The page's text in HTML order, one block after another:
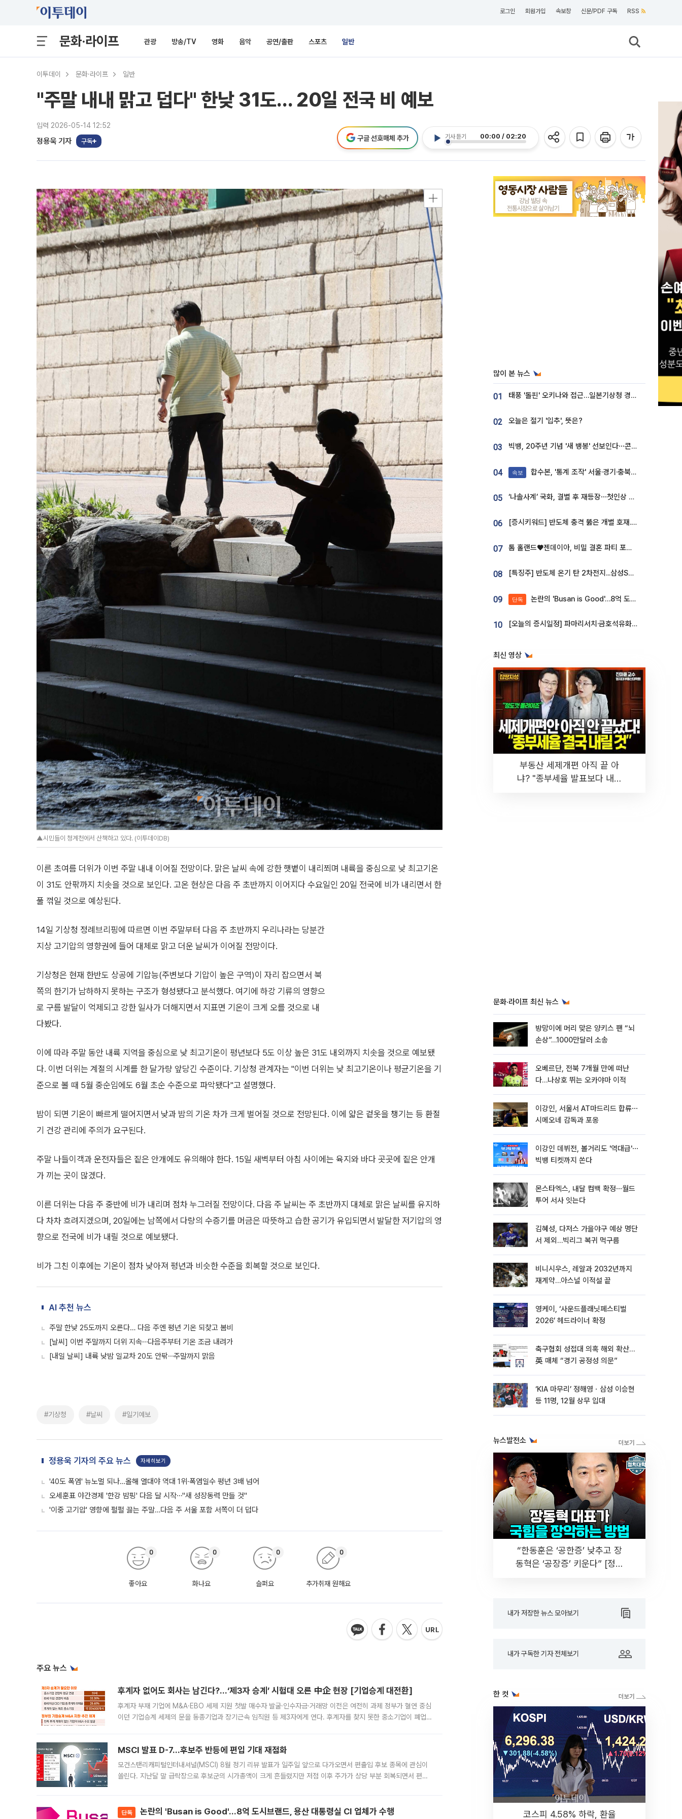
로그인 회원가입 속보창 신문/PDF 구독 RSS
문화·라이프 관광 방송/TV 영화 음악 공연/출판 스포츠 일반
이투데이 문화·라이프 일반
"주말 내내 맑고 덥다" 한낮 31도… 20일 전국 비 예보
입력 2026-05-14 12:52
정용욱 기자 구독
기사 듣기 00:00 / 02:20
구글 선호매체 추가
▲시민들이 청계천에서 산책하고 있다. (이투데이DB)
이른 초여름 더위가 이번 주말 내내 이어질 전망이다. 맑은 날씨 속에 강한 햇볕이 내리쬐며 내륙을 중심으로 낮 최고기온
이 31도 안팎까지 치솟을 것으로 보인다. 고온 현상은 다음 주 초반까지 이어지다 수요일인 20일 전국에 비가 내리면서 한
풀 꺾일 것으로 예상된다.
14일 기상청 정례브리핑에 따르면 이번 주말부터 다음 주 초반까지 우리나라는 당분간
지상 고기압의 영향권에 들어 대체로 맑고 더운 날씨가 이어질 전망이다.
기상청은 현재 한반도 상공에 기압능(주변보다 기압이 높은 구역)이 자리 잡으면서 북
쪽의 한기가 남하하지 못하는 구조가 형성됐다고 분석했다. 여기에 하강 기류의 영향으
로 구름 발달이 억제되고 강한 일사가 더해지면서 지표면 기온이 크게 오를 것으로 내
다봤다.
이에 따라 주말 동안 내륙 지역을 중심으로 낮 최고기온이 평년보다 5도 이상 높은 31도 내외까지 치솟을 것으로 예보됐
다. 이번 더위는 계절의 시계를 한 달가량 앞당긴 수준이다. 기상청 관계자는 "이번 더위는 낮 최고기온이나 평균기온을 기
준으로 볼 때 5월 중순임에도 6월 초순 수준으로 파악됐다"고 설명했다.
밤이 되면 기온이 빠르게 떨어지면서 낮과 밤의 기온 차가 크게 벌어질 것으로 전망된다. 이에 얇은 겉옷을 챙기는 등 환절
기 건강 관리에 주의가 요구된다.
주말 나들이객과 운전자들은 짙은 안개에도 유의해야 한다. 15일 새벽부터 아침 사이에는 육지와 바다 곳곳에 짙은 안개
가 끼는 곳이 많겠다.
이른 더위는 다음 주 중반에 비가 내리며 점차 누그러질 전망이다. 다음 주 날씨는 주 초반까지 대체로 맑은 날씨를 유지하
다 차차 흐려지겠으며, 20일에는 남쪽에서 다량의 수증기를 머금은 따뜻하고 습한 공기가 유입되면서 발달한 저기압의 영
향으로 전국에 비가 내릴 것으로 예보됐다.
비가 그친 이후에는 기온이 점차 낮아져 평년과 비슷한 수준을 회복할 것으로 보인다.
AI 추천 뉴스
주말 한낮 25도까지 오른다… 다음 주엔 평년 기온 되찾고 봄비
[날씨] 이번 주말까지 더위 지속⋯다음주부터 기온 조금 내려가
[내일 날씨] 내륙 낮밤 일교차 20도 안팎⋯주말까지 맑음
#기상청 #날씨 #일기예보
정용욱 기자의 주요 뉴스 자세히보기
'40도 폭염' 뉴노멀 되나…올해 열대야 역대 1위·폭염일수 평년 3배 넘어
오세훈표 야간경제 '한강 밤핑' 다음 달 시작⋯"새 성장동력 만들 것"
'이중 고기압' 영향에 펄펄 끓는 주말…다음 주 서울 포함 서쪽이 더 덥다
좋아요
0
화나요
0
슬퍼요
0
추가취재 원해요
0
주요 뉴스
후계자 없어도 회사는 남긴다?…‘제3자 승계’ 시험대 오른 中企 현장 [기업승계 대전환]
후계자 부재 기업에 M&A·EBO 세제 지원 첫발 매수자 발굴·인수자금·거래망 이전은 여전히 과제 정부가 혈연 중심
이던 기업승계 세제의 문을 동종기업과 장기근속 임직원 등 제3자에게 연다. 후계자를 찾지 못한 중소기업이 폐업
MSCI 발표 D-7…후보주 반등에 편입 기대 재점화
모건스탠리캐피털인터내셔널(MSCI) 8월 정기 리뷰 발표가 일주일 앞으로 다가오면서 편출입 후보 종목에 관심이
쏠린다. 지난달 말 급락장으로 후보군의 시가총액이 크게 흔들렸지만 저점 이후 주가가 상당 부분 회복되면서 편입
단독 논란의 'Busan is Good'…8억 도시브랜드, 용산 대통령실 CI 업체가 수행
많이 본 뉴스
01 태풍 '돌핀' 오키나와 접근…일본기상청 경로 업데이트
02 오늘은 절기 '입추', 뜻은?
03 빅뱅, 20주년 기념 '새 뱅봉' 선보인다⋯콘서트 앞두고 팝업 개최
04 속보 합수본, '통계 조작' 서울·경기·충북 선관위 등 추가 압수수색
05 ‘나솔사계’ 국화, 결별 후 재등장⋯첫인상 투표 휩쓸고 ‘인기녀’ 등극
06 [증시키워드] 반도체 충격 뚫은 개별 호재...포스코퓨처엠·에코프로·한화솔루션 '눈길'
07 톰 홀랜드♥젠데이아, 비밀 결혼 파티 포착⋯호텔 대관비만 9억
08 [특징주] 반도체 온기 탄 2차전지...삼성SDI, 장 초반 7% 넘게 껑충
09 단독 논란의 'Busan is Good'…8억 도시브랜드, 용산 대통령실 CI 업체가 수행
10 [오늘의 증시일정] 파마리서치·금호석유화학·코오롱인더·상상인증권 등
최신 영상
부동산 세제개편 아직 끝 아
냐? "종부세율 발표보다 내릴
문화·라이프 최신 뉴스
방망이에 머리 맞은 양키스 팬 “뇌
손상”…1000만달러 소송
오베르단, 전북 7개월 만에 떠난
다…나상호 뛰는 오카야마 이적
이강인, 서울서 AT마드리드 합류⋯
시메오네 감독과 포옹
이강인 데뷔전, 볼거리도 '역대급'⋯
빅뱅 티켓까지 쏜다
몬스타엑스, 내달 컴백 확정⋯월드
투어 서사 잇는다
김혜성, 다저스 가을야구 예상 명단
서 제외…빅리그 복귀 먹구름
비니시우스, 레알과 2032년까지
재계약…아스널 이적설 끝
영케이, ‘사운드플래닛페스티벌
2026’ 헤드라이너 확정
축구협회 성접대 의혹 해외 확산…
英 매체 “경기 공정성 의문”
‘KIA 마무리’ 정해영ㆍ삼성 이승현
등 11명, 12월 상무 입대
뉴스발전소
“한동훈은 ‘공한증’ 낮추고 장
동혁은 ‘공장증’ 키운다” [정치
내가 저장한 뉴스 모아보기
내가 구독한 기자 전체보기
한 컷
코스피 4.58% 하락, 환율